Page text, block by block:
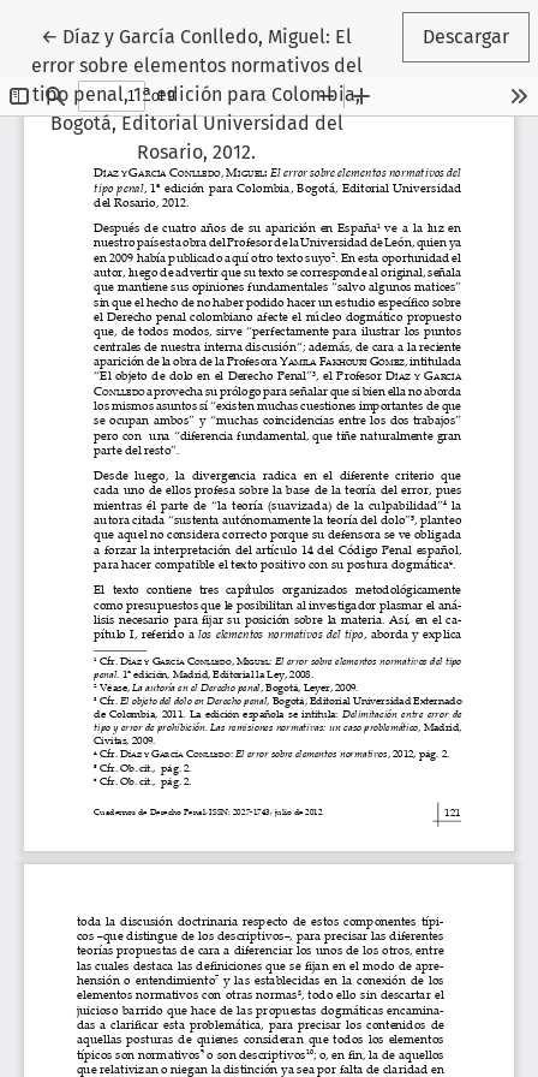
← Volver a los detalles del artículo
Díaz y García Conlledo, Miguel: El
error sobre elementos normativos del
tipo penal, 1ª edición para Colombia,
Bogotá, Editorial Universidad del
Rosario, 2012.
Descargar